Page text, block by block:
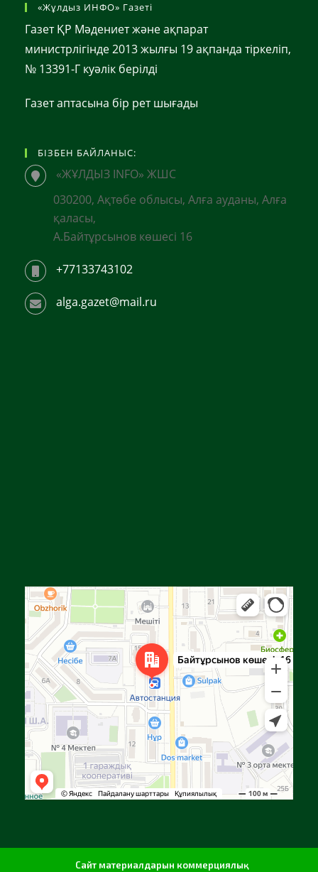
«Жұлдыз ИНФО» Газеті
Газет ҚР Мәдениет және ақпарат
министрлігінде 2013 жылғы 19 ақпанда тіркеліп,
№ 13391-Г куәлік берілді
Газет аптасына бір рет шығады
БІЗБЕН БАЙЛАНЫС:
«ЖҰЛДЫЗ INFO» ЖШС
030200, Ақтөбе облысы, Алға ауданы, Алға
қаласы,
А.Байтұрсынов көшесі 16
+77133743102
alga.gazet@mail.ru
Яндекс Карталар — көлік, навигация, орындарды іздеу
Сайт материалдарын коммерциялық